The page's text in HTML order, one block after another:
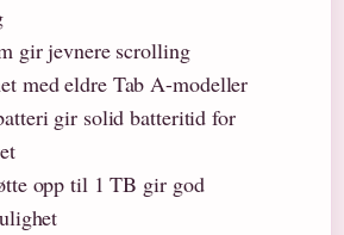
gir jevnere scrolling
med eldre Tab A-modeller
gir solid batteritid for
opp til 1 TB gir god